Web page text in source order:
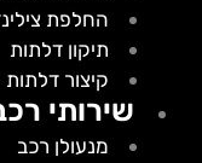
החלפת צילינדר
תיקון דלתות
קיצור דלתות
שירותי רכב
מנעולן רכב